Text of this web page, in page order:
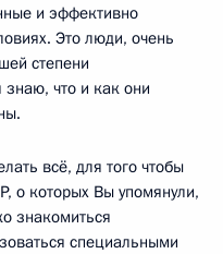
и эффективно
Это люди, очень
степени
что и как они
всё, для того чтобы
о которых Вы упомянули,
знакомиться
специальными